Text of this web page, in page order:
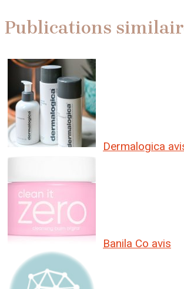
Publications
Dermalogica
Banila Co avis